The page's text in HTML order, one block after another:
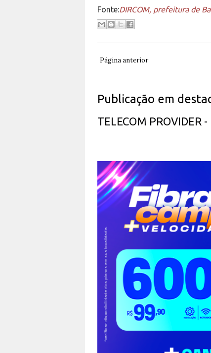
Fonte:DIRCOM, prefeitura de
Página anterior
Publicação em
TELECOM PROVIDER